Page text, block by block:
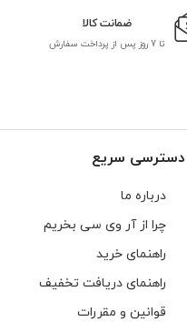
ضمانت کالا
تا 7 روز پس از پرداخت سفارش
دسترسی سریع
درباره ما
چرا از آر وی سی بخریم
راهنمای خرید
راهنمای دریافت تخفیف
قوانین و مقررات